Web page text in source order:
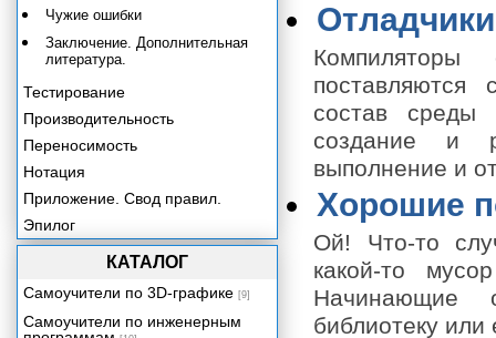
Отладчики
Компиляторы
состав среды
создание и
выполнение и
Хорошие
Ой! Что-то
какой-то
Начинающие
библиотеку или
Чужие ошибки
Заключение. Дополнительная
литература.
Тестирование
Производительность
Переносимость
Нотация
Приложение. Свод правил.
Эпилог
КАТАЛОГ
Самоучители по 3D-графике [9]
Самоучители по инженерным